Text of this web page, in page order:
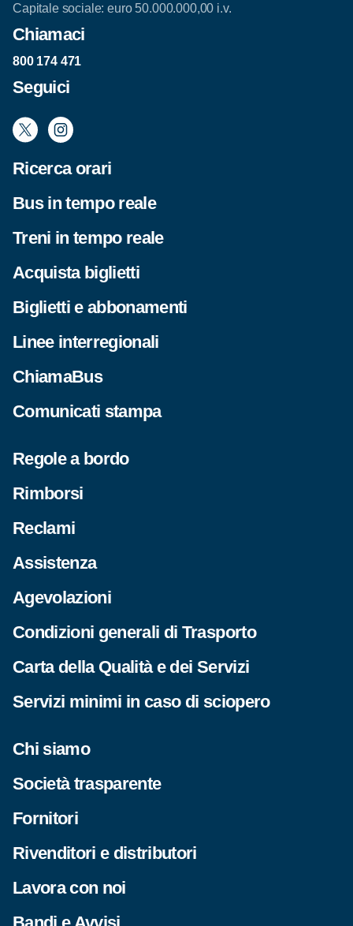
Capitale sociale: euro 50.000.000,00 i.v.
Chiamaci
800 174 471
Seguici
Ricerca orari
Bus in tempo reale
Treni in tempo reale
Acquista biglietti
Biglietti e abbonamenti
Linee interregionali
ChiamaBus
Comunicati stampa
Regole a bordo
Rimborsi
Reclami
Assistenza
Agevolazioni
Condizioni generali di Trasporto
Carta della Qualità e dei Servizi
Servizi minimi in caso di sciopero
Chi siamo
Società trasparente
Fornitori
Rivenditori e distributori
Lavora con noi